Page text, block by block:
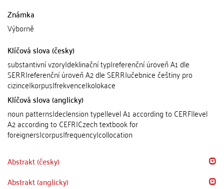
Známka
Výborně
Klíčová slova (česky)
substantivní vzory|deklinační typ|referenční úroveň A1 dle
SERR|referenční úroveň A2 dle SERR|učebnice češtiny pro
cizince|korpus|frekvence|kolokace
Klíčová slova (anglicky)
noun patterns|declension type|level A1 according to CERF|level
A2 according to CEFR|Czech textbook for
foreigners|corpus|frequency|collocation
Abstrakt (česky)
Abstrakt (anglicky)